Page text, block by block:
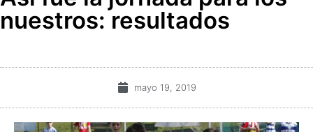
nuestros: resultados
mayo 19, 2019